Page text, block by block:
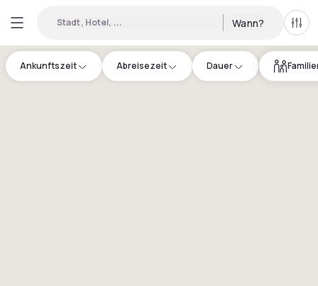
Stadt, Hotel, ... Wann? Alle
Ankunftszeit Abreisezeit Dauer